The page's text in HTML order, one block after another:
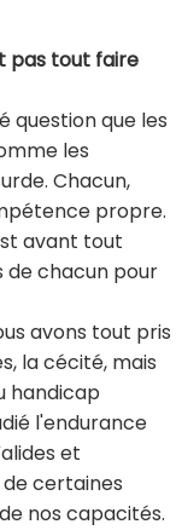
pas tout faire
question que les
les
Chacun,
propre.
avant tout
de chacun pour
avons tout pris
la cécité, mais
handicap
l'endurance
et
de certaines
nos capacités.